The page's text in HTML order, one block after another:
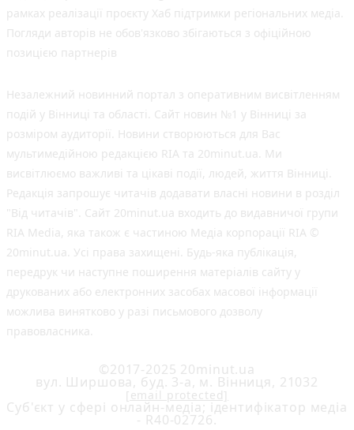
рамках реалізації проєкту Хаб підтримки регіональних медіа.
Погляди авторів не обов'язково збігаються з офіційною
позицією партнерів
Незалежний новинний портал з оперативним висвітленням
подій у Вінниці та області. Сайт новин №1 у Вінниці за
розміром аудиторії. Новини створюються для Вас
мультимедійною редакцією RIA та 20minut.ua. Ми
висвітлюємо важливі та цікаві події, людей, життя Вінниці.
Редакція запрошує читачів додавати власні новини в розділ
"Від читачів". Сайт 20minut.ua входить до видавничої групи
RIA Media, яка також є частиною Медіа корпорації RIA ©
20minut.ua. Усі права захищені. Будь-яка публiкацiя,
передрук чи наступне поширення матеріалів сайту у
друкованих або електронних засобах масової інформації
можлива винятково у разі письмового дозволу
правовласника.
©2017-2025 20minut.ua
вул. Ширшова, буд. 3-а, м. Вінниця, 21032
[email protected]
Cуб'єкт у сфері онлайн-медіа; ідентифікатор медіа
- R40-02726.